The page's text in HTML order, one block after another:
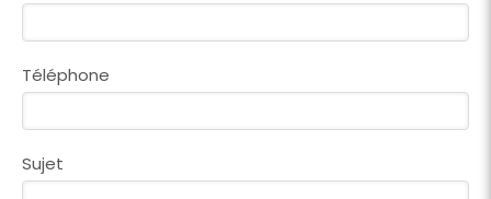
Téléphone
Sujet